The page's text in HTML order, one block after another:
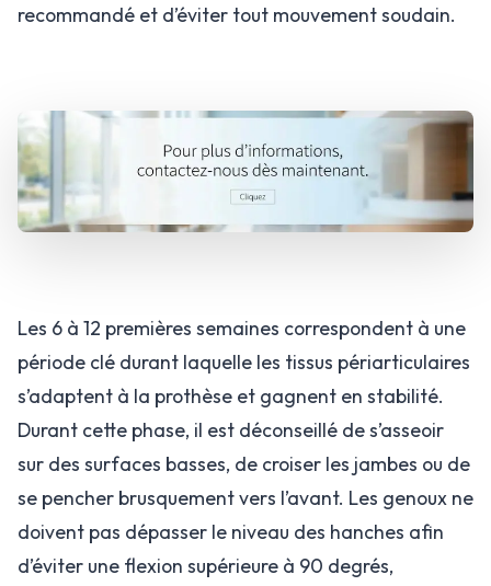
recommandé et d’éviter tout mouvement soudain.
Les 6 à 12 premières semaines correspondent à une
période clé durant laquelle les tissus périarticulaires
s’adaptent à la prothèse et gagnent en stabilité.
Durant cette phase, il est déconseillé de s’asseoir
sur des surfaces basses, de croiser les jambes ou de
se pencher brusquement vers l’avant. Les genoux ne
doivent pas dépasser le niveau des hanches afin
d’éviter une flexion supérieure à 90 degrés,